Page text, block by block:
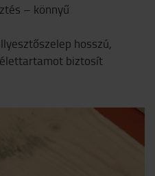
– könnyű
hosszú,
biztosít